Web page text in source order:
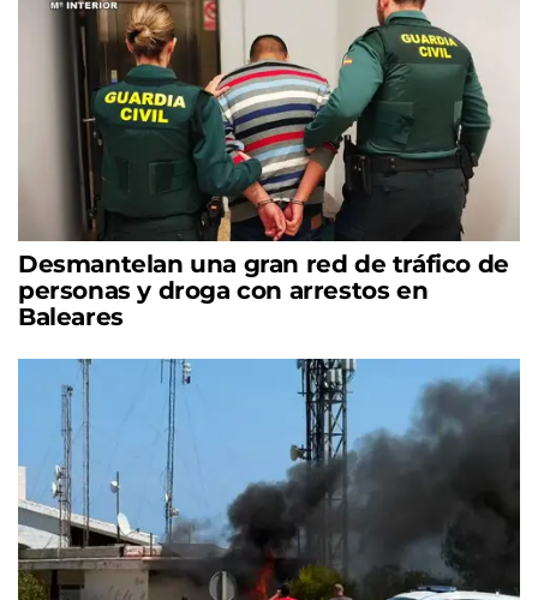
Desmantelan una gran red de tráfico de
personas y droga con arrestos en
Baleares